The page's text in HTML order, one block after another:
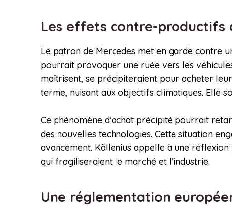
Les effets contre-productifs
Le patron de Mercedes met en garde contre
pourrait provoquer une ruée vers les
maîtrisent, se précipiteraient pour acheter
terme, nuisant aux objectifs climatiques. Elle
Ce phénomène d’achat précipité pourrait
des nouvelles technologies. Cette situation
avancement. Källenius appelle à une réflexion
qui fragiliseraient le marché et l’industrie.
Une réglementation